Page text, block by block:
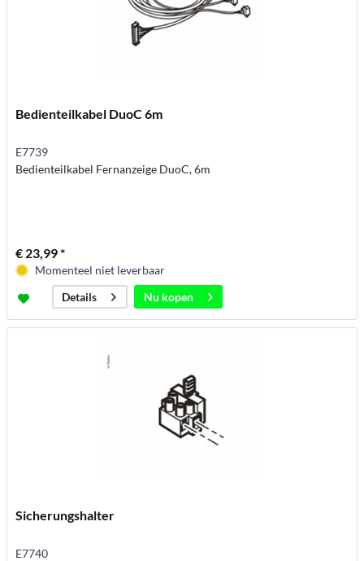
Bedienteilkabel DuoC 6m
E7739
Bedienteilkabel Fernanzeige DuoC, 6m
€ 23,99 *
Momenteel niet leverbaar
Details
Nu kopen
Sicherungshalter
E7740